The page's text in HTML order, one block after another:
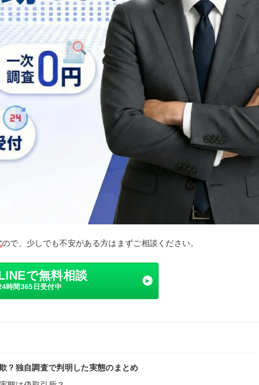
ので、少しでも不安がある方はまずご相談ください。
で無料相談
時間365日受付中
？独自調査で判明した実態のまとめ